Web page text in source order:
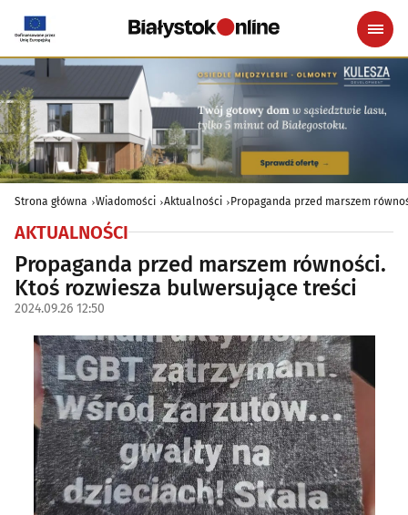
Strona główna Wiadomości Aktualności Propaganda przed marszem
AKTUALNOŚCI
Propaganda przed marszem równości.
Ktoś rozwiesza bulwersujące treści
2024.09.26 12:50